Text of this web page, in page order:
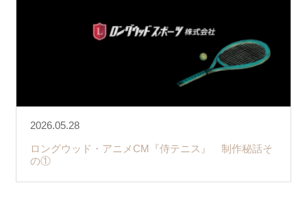
2026.05.28
ロングウッド・アニメCM『侍テニス』 制作秘話そ
の①